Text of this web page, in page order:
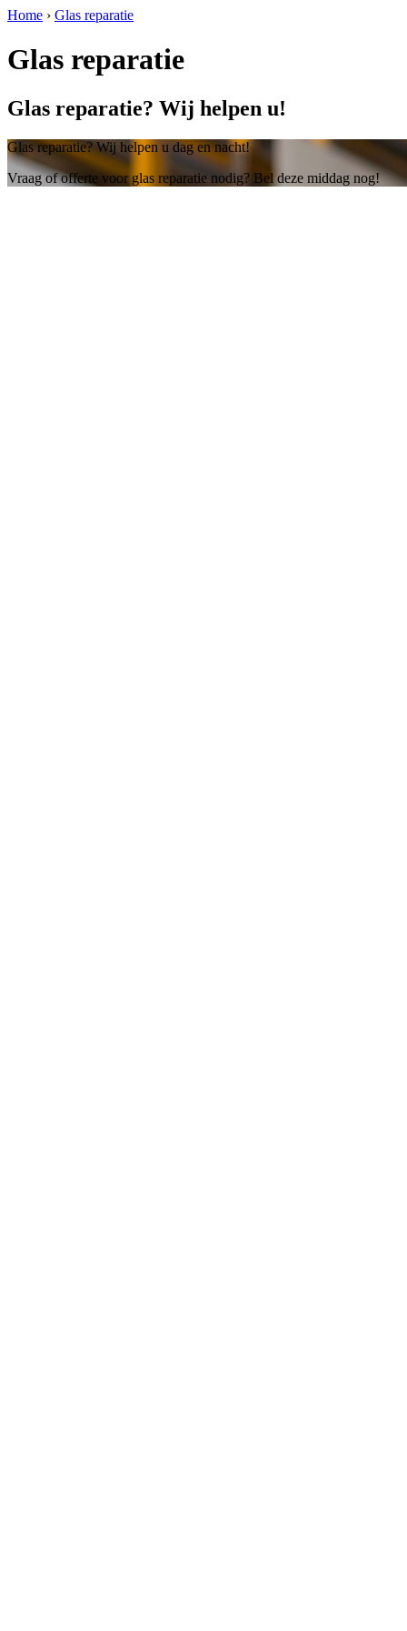
Home › Glas reparatie
Glas reparatie
Glas reparatie? Wij helpen u!
Glas reparatie? Wij helpen u dag en nacht!
Vraag of offerte voor glas reparatie nodig? Bel deze middag nog!